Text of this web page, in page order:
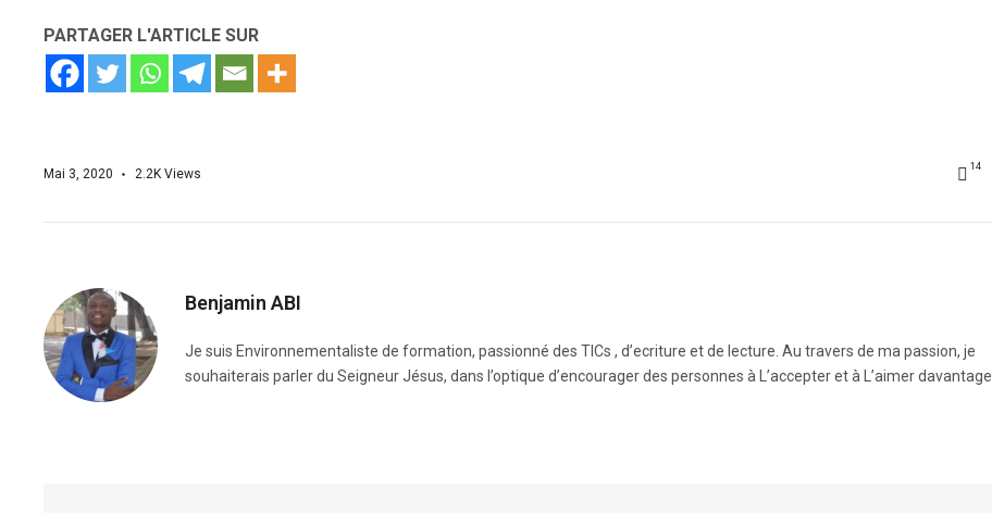
PARTAGER L'ARTICLE SUR
Mai 3, 2020 2.2K Views 14
Benjamin ABI
Je suis Environnementaliste de formation, passionné des TICs , d’ecriture et de lecture. Au travers de ma passion, je
souhaiterais parler du Seigneur Jésus, dans l’optique d’encourager des personnes à L’accepter et à L’aimer davantage.